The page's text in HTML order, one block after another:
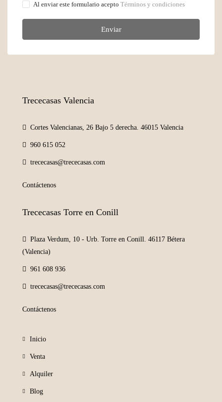
Al enviar este formulario acepto Términos y condiciones
Enviar
Trececasas Valencia
Cortes Valencianas, 26 Bajo 5 derecha. 46015 Valencia
960 615 052
trececasas@trececasas.com
Contáctenos
Trececasas Torre en Conill
Plaza Verdum, 10 - Urb. Torre en Conill. 46117 Bétera
(Valencia)
961 608 936
trececasas@trececasas.com
Contáctenos
Inicio
Venta
Alquiler
Blog